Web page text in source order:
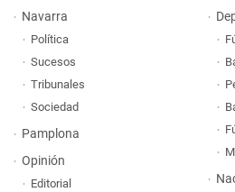
Navarra
Política
Sucesos
Tribunales
Sociedad
Pamplona
Opinión
Editorial